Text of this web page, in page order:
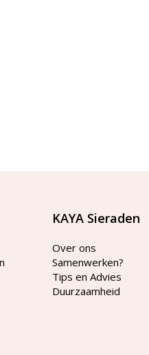
KAYA Sieraden
Over ons
Samenwerken?
Tips en Advies
Duurzaamheid